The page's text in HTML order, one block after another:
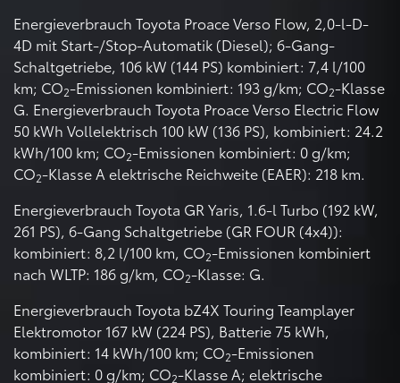
Energieverbrauch Toyota Proace Verso Flow, 2,0-l-D-
4D mit Start-/Stop-Automatik (Diesel); 6-Gang-
Schaltgetriebe, 106 kW (144 PS) kombiniert: 7,4 l/100
km; CO2-Emissionen kombiniert: 193 g/km; CO2-Klasse
G. Energieverbrauch Toyota Proace Verso Electric Flow
50 kWh Vollelektrisch 100 kW (136 PS), kombiniert: 24.2
kWh/100 km; CO2-Emissionen kombiniert: 0 g/km;
CO2-Klasse A elektrische Reichweite (EAER): 218 km.
Energieverbrauch Toyota GR Yaris, 1.6-l Turbo (192 kW,
261 PS), 6-Gang Schaltgetriebe (GR FOUR (4x4)):
kombiniert: 8,2 l/100 km, CO2-Emissionen kombiniert
nach WLTP: 186 g/km, CO2-Klasse: G.
Energieverbrauch Toyota bZ4X Touring Teamplayer
Elektromotor 167 kW (224 PS), Batterie 75 kWh,
kombiniert: 14 kWh/100 km; CO2-Emissionen
kombiniert: 0 g/km; CO2-Klasse A; elektrische